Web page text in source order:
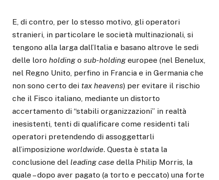
E, di contro, per lo stesso motivo, gli operatori
stranieri, in particolare le società multinazionali, si
tengono alla larga dall’Italia e basano altrove le sedi
delle loro holdingo sub-holdingeuropee (nel Benelux,
nel Regno Unito, perfino in Francia e in Germania che
non sono certo dei tax heavens) per evitare il rischio
che il Fisco italiano, mediante un distorto
accertamento di “stabili organizzazioni” in realtà
inesistenti, tenti di qualificare come residenti tali
operatori pretendendo di assoggettarli
all’imposizione worldwide. Questa è stata la
conclusione del leading case della Philip Morris, la
quale – dopo aver pagato (a torto e peccato) una forte